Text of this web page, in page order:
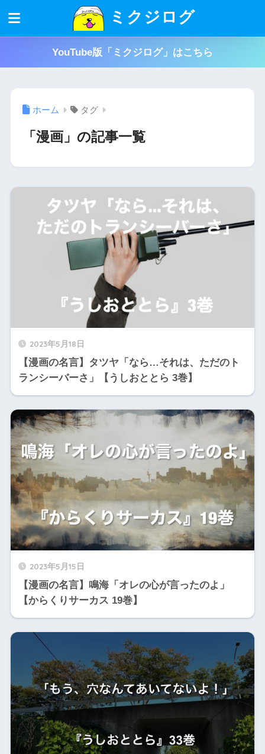
ミクジログ
YouTube版「ミクジログ」はこちら
ホーム タグ
「漫画」の記事一覧
2023年5月18日
【漫画の名言】タツヤ「なら…それは、ただのト
ランシーバーさ」【うしおととら 3巻】
2023年5月15日
【漫画の名言】鳴海「オレの心が言ったのよ」
【からくりサーカス 19巻】